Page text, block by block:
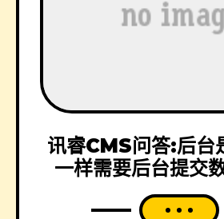
讯睿CMS问答:后台
一样需要后台提交